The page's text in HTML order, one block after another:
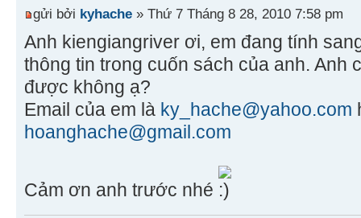
gửi bởi kyhache » Thứ 7 Tháng 8 28, 2010 7:58 pm
Anh kiengiangriver ơi, em đang tính
thông tin trong cuốn sách của anh. Anh
được không ạ?
Email của em là ky_hache@yahoo.com
hoanghache@gmail.com
Cảm ơn anh trước nhé